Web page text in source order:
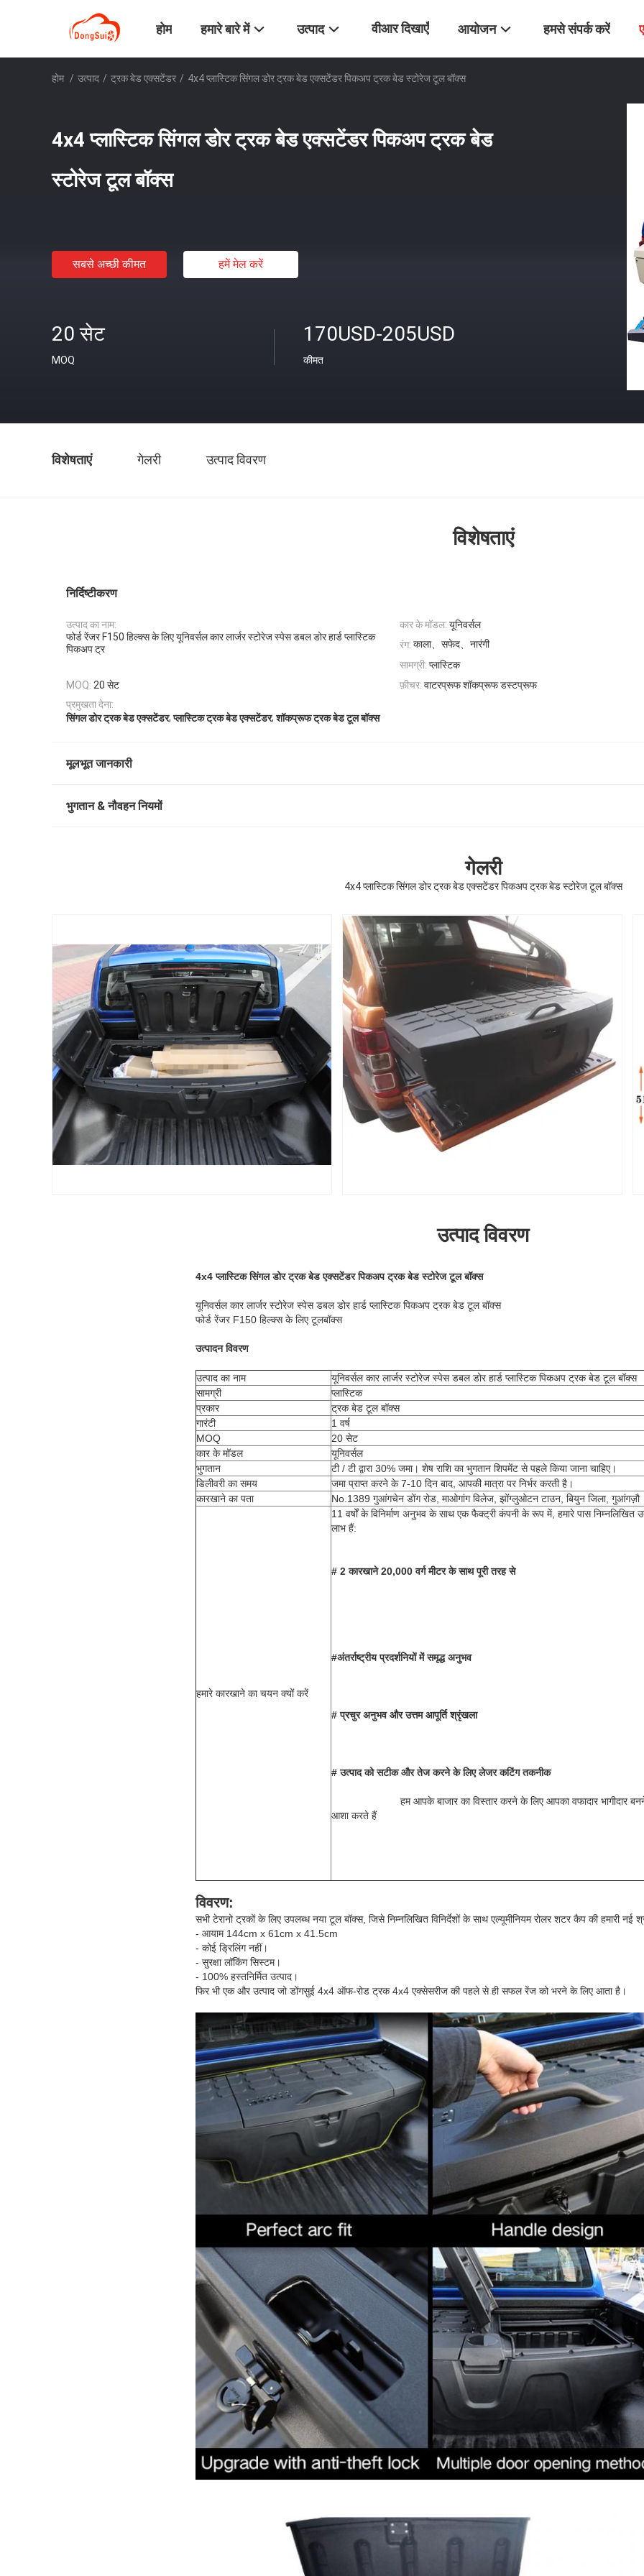
होम हमारे बारे में उत्पाद वीआर दिखाएँ आयोजन हमसे संपर्क करें
होम / उत्पाद / ट्रक बेड एक्सटेंडर / 4x4 प्लास्टिक सिंगल डोर ट्रक बेड एक्सटेंडर पिकअप ट्रक बेड स्टोरेज टूल बॉक्स
4x4 प्लास्टिक सिंगल डोर ट्रक बेड एक्सटेंडर पिकअप ट्रक बेड
स्टोरेज टूल बॉक्स
सबसे अच्छी कीमत हमें मेल करें
20 सेट
MOQ
170USD-205USD
कीमत
विशेषताएं गेलरी उत्पाद विवरण
विशेषताएं
निर्दिष्टीकरण
उत्पाद का नाम:
फोर्ड रेंजर F150 हिल्क्स के लिए यूनिवर्सल कार लार्जर स्टोरेज स्पेस डबल डोर हार्ड प्लास्टिक
पिकअप ट्र
कार के मॉडल: यूनिवर्सल
रंग: काला、सफेद、नारंगी
सामग्री: प्लास्टिक
MOQ: 20 सेट फ़ीचर: वाटरप्रूफ शॉकप्रूफ डस्टप्रूफ
प्रमुखता देना:
सिंगल डोर ट्रक बेड एक्सटेंडर,प्लास्टिक ट्रक बेड एक्सटेंडर,शॉकप्रूफ ट्रक बेड टूल बॉक्स
मूलभूत जानकारी
भुगतान & नौवहन नियमों
गेलरी
4x4 प्लास्टिक सिंगल डोर ट्रक बेड एक्सटेंडर पिकअप ट्रक बेड स्टोरेज टूल बॉक्स
उत्पाद विवरण
4x4 प्लास्टिक सिंगल डोर ट्रक बेड एक्सटेंडर पिकअप ट्रक बेड स्टोरेज टूल बॉक्स
यूनिवर्सल कार लार्जर स्टोरेज स्पेस डबल डोर हार्ड प्लास्टिक पिकअप ट्रक बेड टूल बॉक्स
फोर्ड रेंजर F150 हिल्क्स के लिए टूलबॉक्स
उत्पादन विवरण
उत्पाद का नाम
यूनिवर्सल कार लार्जर स्टोरेज स्पेस डबल डोर हार्ड प्लास्टिक पिकअप ट्रक बेड टूल बॉक्स
सामग्री
प्लास्टिक
प्रकार
ट्रक बेड टूल बॉक्स
गारंटी
1 वर्ष
MOQ
20 सेट
कार के मॉडल
यूनिवर्सल
भुगतान
टी / टी द्वारा 30% जमा। शेष राशि का भुगतान शिपमेंट से पहले किया जाना चाहिए।
डिलीवरी का समय
जमा प्राप्त करने के 7-10 दिन बाद, आपकी मात्रा पर निर्भर करती है।
कारखाने का पता
No.1389 गुआंगचेन डोंग रोड, माओगांग विलेज, झोंग्लुओटन टाउन, बियुन जिला, गुआंगज़ौ
हमारे कारखाने का चयन क्यों करें
11 वर्षों के विनिर्माण अनुभव के साथ एक फैक्ट्री कंपनी के रूप में, हमारे पास निम्नलिखित
लाभ हैं:
# 2 कारखाने 20,000 वर्ग मीटर के साथ पूरी तरह से
#अंतर्राष्ट्रीय प्रदर्शनियों में समृद्ध अनुभव
# प्रचुर अनुभव और उत्तम आपूर्ति श्रृंखला
# उत्पाद को सटीक और तेज करने के लिए लेजर कटिंग तकनीक
आशा करते हैं
विवरण:
सभी टेरानो ट्रकों के लिए उपलब्ध नया टूल बॉक्स, जिसे निम्नलिखित विनिर्देशों के साथ एल्यूमीनियम रोलर शटर कैप की हमारी
- आयाम 144cm x 61cm x 41.5cm
- कोई ड्रिलिंग नहीं।
- सुरक्षा लॉकिंग सिस्टम।
- 100% हस्तनिर्मित उत्पाद।
फिर भी एक और उत्पाद जो डोंगसुई 4x4 ऑफ-रोड ट्रक 4x4 एक्सेसरीज की पहले से ही सफल रेंज को भरने के लिए आता है।